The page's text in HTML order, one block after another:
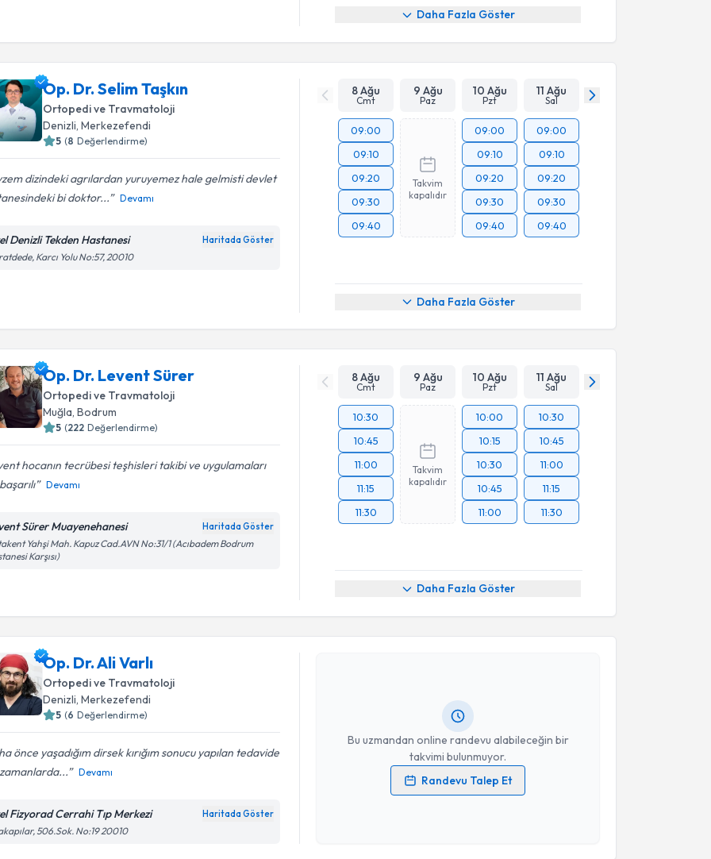
Daha Fazla Göster
Op. Dr. Selim Taşkın
Ortopedi ve Travmatoloji
Denizli , Merkezefendi
5 (8 Değerlendirme)
dizindeki agrılardan yuruyemez hale gelmisti devlet
bi doktor...
Devamı
Denizli Tekden Hastanesi Haritada Göster
Karcı Yolu No:57, 20010
8 Ağu
Cmt
9 Ağu
Paz
10 Ağu
Pzt
11 Ağu
Sal
09:00
09:10
09:20
09:30
09:40
Takvim
kapalıdır
09:00
09:10
09:20
09:30
09:40
09:00
09:10
09:20
09:30
09:40
Daha Fazla Göster
Op. Dr. Levent Sürer
Ortopedi ve Travmatoloji
Muğla, Bodrum
5 (222 Değerlendirme)
hocanın tecrübesi teşhisleri takibi ve uygulamaları
Devamı
Sürer Muayenehanesi Haritada Göster
Yahşi Mah. Kapuz Cad.AVN No:31/1 (Acıbadem Bodrum
Karşısı)
8 Ağu
Cmt
9 Ağu
Paz
10 Ağu
Pzt
11 Ağu
Sal
10:30
10:45
11:00
11:15
11:30
Takvim
kapalıdır
10:00
10:15
10:30
10:45
11:00
10:30
10:45
11:00
11:15
11:30
Daha Fazla Göster
Op. Dr. Ali Varlı
Ortopedi ve Travmatoloji
Denizli , Merkezefendi
5 (6 Değerlendirme)
önce yaşadığım dirsek kırığım sonucu yapılan tedavide
Devamı
Fizyorad Cerrahi Tıp Merkezi Haritada Göster
506.Sok. No:19 20010
Bu uzmandan online randevu alabileceğin bir
takvimi bulunmuyor.
Randevu Talep Et
Randevu Takvimi Talebi
Op. Dr. Ali Varlı
Kişisel verilerimin işlenmesine ilişkinAydınlatma Metni